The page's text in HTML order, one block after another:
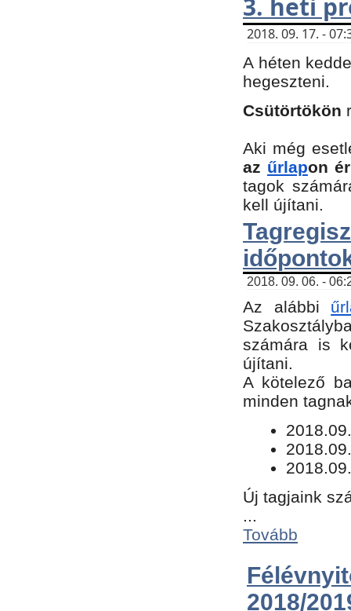
3. heti
2018. 09. 17. -
A héten
hegeszteni.
Csütörtökön
Aki még
az űrlapon
tagok
kell újítani.
2018. 09. 06. -
Az alábbi
számára is
újítani.
​A kötelező
minden
Új tagjaink
...
Tovább
2018/